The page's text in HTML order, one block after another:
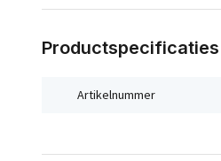
Productspecificaties
Artikelnummer